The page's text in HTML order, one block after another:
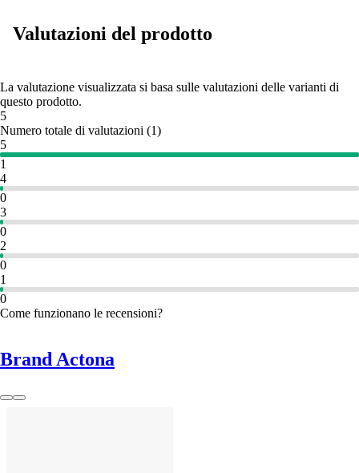
Valutazioni del prodotto
La valutazione visualizzata si basa sulle valutazioni delle varianti di
questo prodotto.
5
Numero totale di valutazioni (1)
5
1
4
0
3
0
2
0
1
0
Come funzionano le recensioni?
Brand Actona